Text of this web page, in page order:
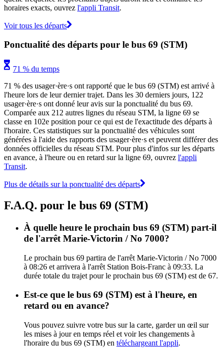
horaires exacts, ouvrez l'appli Transit.
Voir tous les départs
Ponctualité des départs pour le bus 69 (STM)
71 % du temps
71 % des usager·ère·s ont rapporté que le bus 69 (STM) est arrivé à
l'heure lors de leur dernier trajet. Dans les 30 derniers jours, 122
usager·ère·s ont donné leur avis sur la ponctualité du bus 69.
Comparée aux 212 autres lignes du réseau STM, la ligne 69 se
classe en 102e position pour ce qui est de l'exactitude des départs à
l'horaire. Ces statistiques sur la ponctualité des véhicules sont
générées à l'aide des rapports des usager·ère·s et peuvent différer des
données officielles du réseau STM. Pour plus d'infos sur les départs
en avance, à l'heure ou en retard sur la ligne 69, ouvrez l'appli
Transit.
Plus de détails sur la ponctualité des départs
F.A.Q. pour le bus 69 (STM)
À quelle heure le prochain bus 69 (STM) part-il
de l'arrêt Marie-Victorin / No 7000?
Le prochain bus 69 partira de l'arrêt Marie-Victorin / No 7000
à 08:26 et arrivera à l'arrêt Station Bois-Franc à 09:33. La
durée totale du trajet pour le prochain bus 69 (STM) est de 67.
Est-ce que le bus 69 (STM) est à l'heure, en
retard ou en avance?
Vous pouvez suivre votre bus sur la carte, garder un œil sur
les mises à jour en temps réel et voir les changements à
l'horaire du bus 69 (STM) en téléchargeant l'appli.